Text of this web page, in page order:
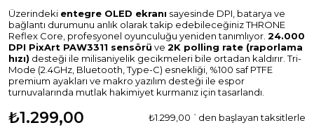
Üzerindeki entegre OLED ekranı sayesinde DPI, batarya ve
bağlantı durumunu anlık olarak takip edebileceğiniz THRONE
Reflex Core, profesyonel oyunculuğu yeniden tanımlıyor. 24.000
DPI PixArt PAW3311 sensörü ve 2K polling rate (raporlama
hızı) desteği ile milisaniyelik gecikmeleri bile ortadan kaldırır. Tri-
Mode (2.4GHz, Bluetooth, Type-C) esnekliği, %100 saf PTFE
premium ayakları ve makro yazılım desteği ile espor
turnuvalarında mutlak hakimiyet kurmanız için tasarlandı.
₺1.299,00 ₺1.299,00 `den başlayan taksitlerle